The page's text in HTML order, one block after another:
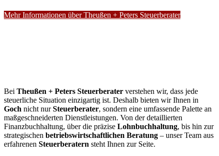
Mehr Informationen über Theußen + Peters Steuerberater
Bei Theußen + Peters Steuerberater verstehen wir, dass jede
steuerliche Situation einzigartig ist. Deshalb bieten wir Ihnen in
Goch nicht nurSteuerberater, sondern eine umfassende Palette an
maßgeschneiderten Dienstleistungen. Von der detaillierten
Finanzbuchhaltung, über die präzise Lohnbuchhaltung, bis hin zur
strategischen betriebswirtschaftlichen Beratung – unser Team aus
erfahrenen Steuerberatern steht Ihnen zur Seite.